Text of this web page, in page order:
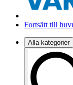
Fortsätt till
Alla kategorier